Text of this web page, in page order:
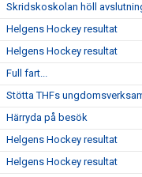
Skridskoskolan höll
Helgens Hockey resultat
Helgens Hockey resultat
Full fart...
Stötta THFs
Härryda på besök
Helgens Hockey resultat
Helgens Hockey resultat